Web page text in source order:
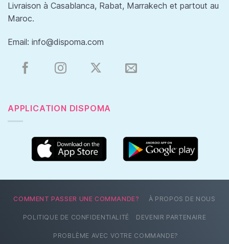
Livraison à Casablanca, Rabat, Marrakech et partout au
Maroc.
Email: info@dispoma.com
APPLICATION DISPOMA
COMMENT PASSER UNE COMMANDE? À PROPOS DE NOUS
POLITIQUE DE CONFIDENTIALITÉ DEVENIR PARTENAIRE
PROBLÈME AVEC VOTRE COMMANDE?